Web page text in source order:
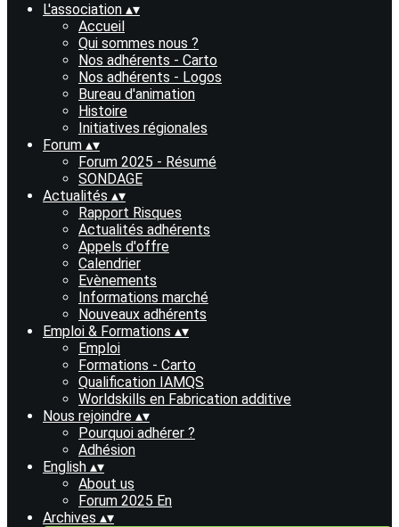
L'association ▴▾
Accueil
Qui sommes nous ?
Nos adhérents - Carto
Nos adhérents - Logos
Bureau d'animation
Histoire
Initiatives régionales
Forum ▴▾
Forum 2025 - Résumé
SONDAGE
Actualités ▴▾
Rapport Risques
Actualités adhérents
Appels d'offre
Calendrier
Evènements
Informations marché
Nouveaux adhérents
Emploi & Formations ▴▾
Emploi
Formations - Carto
Qualification IAMQS
Worldskills en Fabrication additive
Nous rejoindre ▴▾
Pourquoi adhérer ?
Adhésion
English ▴▾
About us
Forum 2025 En
Archives ▴▾